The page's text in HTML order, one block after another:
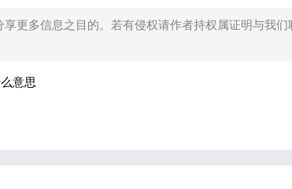
更多信息之目的。若有侵权请作者持权属证明与我
意思